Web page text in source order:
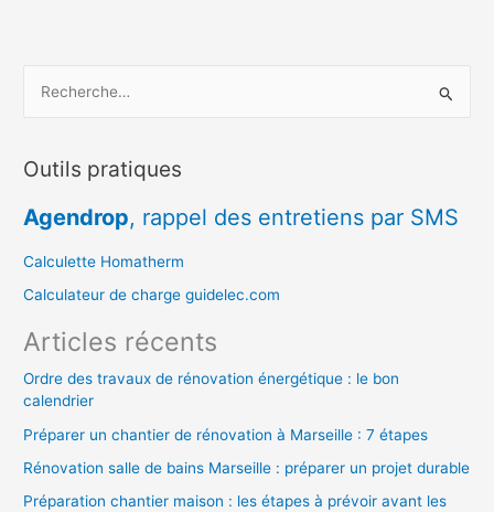
h
r
c
h
r
:
Outils pratiques
Agendrop, rappel des entretiens par SMS
Calculette Homatherm
Calculateur de charge guidelec.com
Articles récents
Ordre des travaux de rénovation énergétique : le bon
calendrier
Préparer un chantier de rénovation à Marseille : 7 étapes
Rénovation salle de bains Marseille : préparer un projet durable
Préparation chantier maison : les étapes à prévoir avant les